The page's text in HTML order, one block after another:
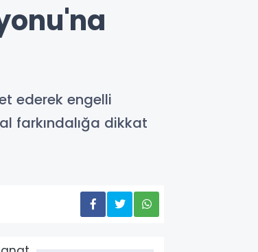
ederek engelli
farkındalığa dikkat